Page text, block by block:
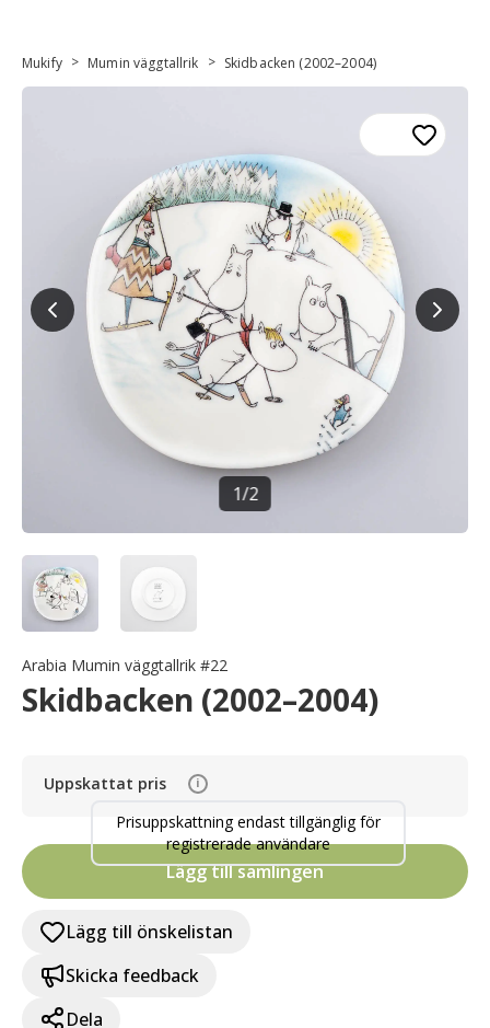
Mukify > Mumin väggtallrik > Skidbacken (2002–2004)
1/2
Arabia Mumin väggtallrik #22
Skidbacken (2002–2004)
Uppskattat pris i
Prisuppskattning endast tillgänglig för
registrerade användare
Lägg till samlingen
Lägg till önskelistan
Skicka feedback
Dela